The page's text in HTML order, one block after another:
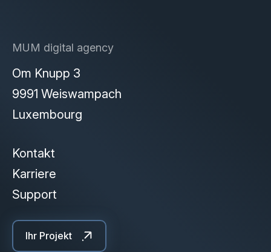
MUM digital agency
Om Knupp 3
9991 Weiswampach
Luxembourg
Kontakt
Karriere
Support
Ihr Projekt